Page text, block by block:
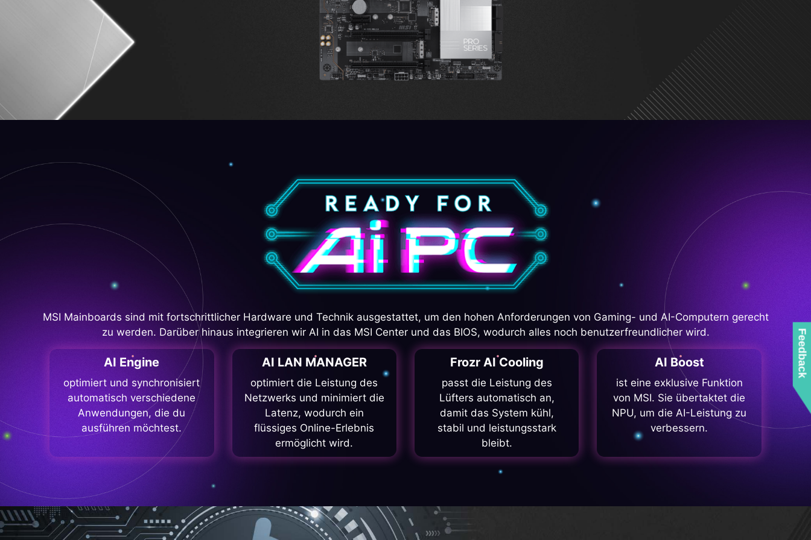
MSI Mainboards sind mit fortschrittlicher Hardware und Technik ausgestattet, um den hohen Anforderungen von Gaming- und AI-Computern gerecht
zu werden. Darüber hinaus integrieren wir AI in das MSI Center und das BIOS, wodurch alles noch benutzerfreundlicher wird.
AI Engine
optimiert und synchronisiert
automatisch verschiedene
Anwendungen, die du
ausführen möchtest.
AI LAN MANAGER
optimiert die Leistung des
Netzwerks und minimiert die
Latenz, wodurch ein
flüssiges Online-Erlebnis
ermöglicht wird.
Frozr AI Cooling
passt die Leistung des
Lüfters automatisch an,
damit das System kühl,
stabil und leistungsstark
bleibt.
AI Boost
ist eine exklusive Funktion
von MSI. Sie übertaktet die
NPU, um die AI-Leistung zu
verbessern.
Feedback